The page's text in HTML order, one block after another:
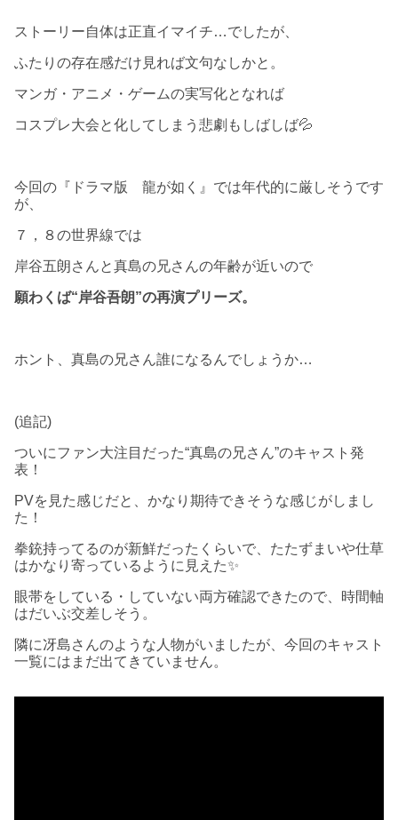
ストーリー自体は正直イマイチ…でしたが、
ふたりの存在感だけ見れば文句なしかと。
マンガ・アニメ・ゲームの実写化となれば
コスプレ大会と化してしまう悲劇もしばしば💦
今回の『ドラマ版 龍が如く』では年代的に厳しそうです
が、
７，８の世界線では
岸谷五朗さんと真島の兄さんの年齢が近いので
願わくば“岸谷吾朗”の再演プリーズ。
ホント、真島の兄さん誰になるんでしょうか…
(追記)
ついにファン大注目だった“真島の兄さん”のキャスト発
表！
PVを見た感じだと、かなり期待できそうな感じがしまし
た！
拳銃持ってるのが新鮮だったくらいで、たたずまいや仕草
はかなり寄っているように見えた✨
眼帯をしている・していない両方確認できたので、時間軸
はだいぶ交差しそう。
隣に冴島さんのような人物がいましたが、今回のキャスト
一覧にはまだ出てきていません。